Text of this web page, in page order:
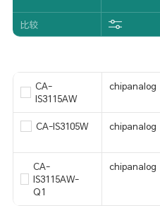
比较
CA-
IS3115AW
chipanalog
CA-IS3105W chipanalog
CA-
IS3115AW-
Q1
chipanalog